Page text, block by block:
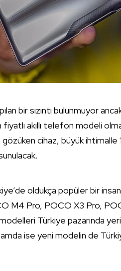
bir sızıntı bulunmuyor
akıllı telefon modeli
cihaz, büyük ihtimalle
oldukça popüler bir
M4 Pro, POCO X3 Pro,
Türkiye pazarında
ise yeni modelin de